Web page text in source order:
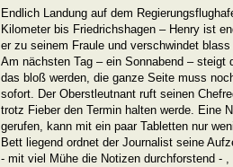
Endlich Landung auf dem
Kilometer bis Friedrichshagen – Henry ist
er zu seinem Fraule und verschwindet
Am nächsten Tag – ein Sonnabend – steigt
das bloß werden, die ganze Seite muss
sofort. Der Oberstleutnant ruft seinen
trotz Fieber den Termin halten werde. Eine
gerufen, kann mit ein paar Tabletten nur
Bett liegend ordnet der Journalist seine
- mit viel Mühe die Notizen durchforstend -